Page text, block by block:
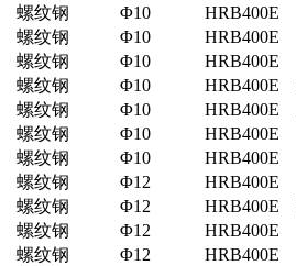
螺纹钢
Φ10 HRB400E
螺纹钢
Φ10 HRB400E
螺纹钢
Φ10 HRB400E
螺纹钢
Φ10 HRB400E
螺纹钢
Φ10 HRB400E
螺纹钢
Φ10 HRB400E
螺纹钢
Φ10 HRB400E
螺纹钢
Φ12 HRB400E
螺纹钢
Φ12 HRB400E
螺纹钢
Φ12 HRB400E
螺纹钢
Φ12 HRB400E